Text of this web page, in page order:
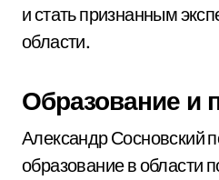
и стать признанным
области.
Образование и
Александр Сосновский
образование в области